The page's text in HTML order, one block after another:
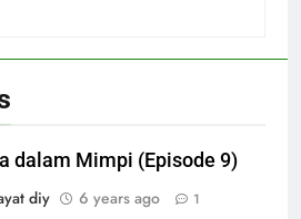
dalam Mimpi (Episode 9)
diy
6 years ago 1